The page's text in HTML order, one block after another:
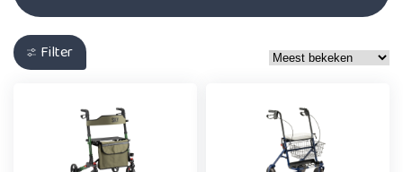
Filter